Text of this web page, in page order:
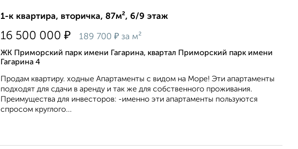
1-к квартира, вторичка, 87м², 6/9 этаж
16 500 000 ₽ 189 700 ₽ за м²
ЖК Приморский парк имени Гагарина, квартал Приморский парк имени
Гагарина 4
Продам квартиру. ходные Апартаменты с видом на Море! Эти апартаменты
подходят для сдачи в аренду и так же для собственного проживания.
Преимущества для инвесторов: -именно эти апартаменты пользуются
спросом круглого...